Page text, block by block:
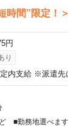
時間”限定！
円
り
内支給 ※派遣先
■勤務地選べます